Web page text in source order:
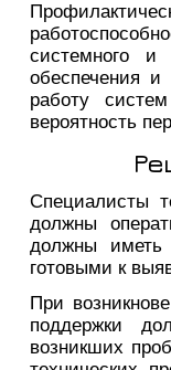
системного и
обеспечения и
работу
вероятность
Специалисты
должны
должны иметь
готовыми к
При
поддержки
возникших